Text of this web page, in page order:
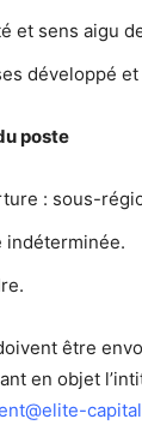
et sens aigu
développé
poste
: sous-
indéterminée.
être
en objet